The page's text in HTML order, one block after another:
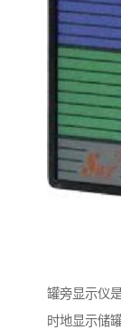
罐旁显示仪
时地显示储